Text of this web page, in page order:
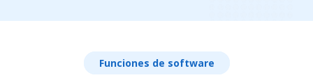
Funciones de software